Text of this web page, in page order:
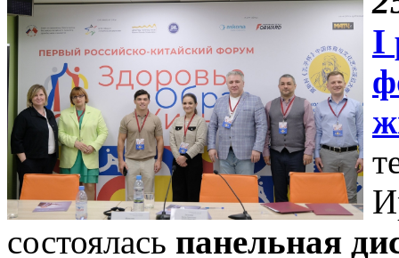
I
состоялась панельная